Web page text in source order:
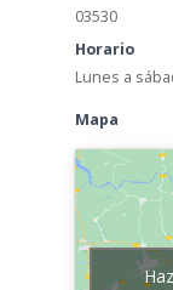
03530
Horario
Lunes a
Mapa